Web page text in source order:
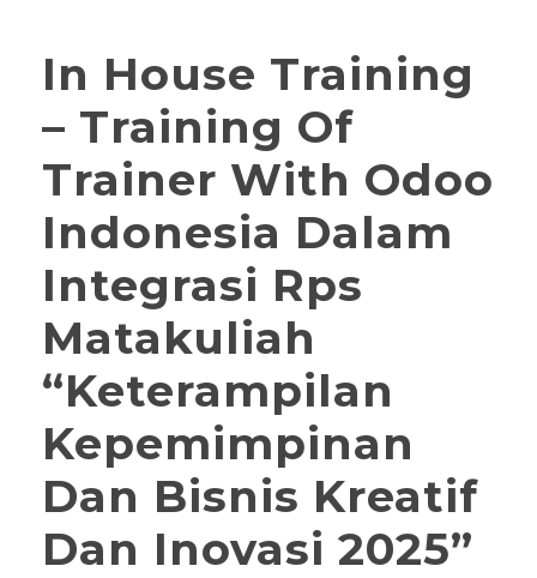
In House Training
– Training Of
Trainer With Odoo
Indonesia Dalam
Integrasi Rps
Matakuliah
“Keterampilan
Kepemimpinan
Dan Bisnis Kreatif
Dan Inovasi 2025”